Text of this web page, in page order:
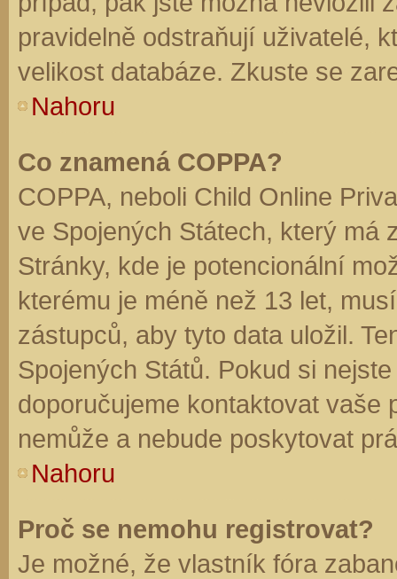
pravidelně odstraňují uživatelé,
velikost databáze. Zkuste se
Nahoru
Co znamená COPPA?
COPPA, neboli Child Online
ve Spojených Státech, který má
Stránky, kde je potencionální
kterému je méně než 13 let,
zástupců, aby tyto data uložil.
Spojených Států. Pokud si
doporučujeme kontaktovat vaše
nemůže a nebude poskytovat
Nahoru
Proč se nemohu registrovat?
Je možné, že vlastník fóra